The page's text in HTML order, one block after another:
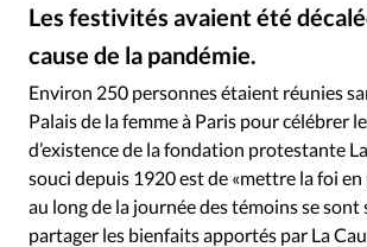
Devise:CHF
RUBRIQUES
Toute l'actualité Bible Culture
Eglises
Histoire Laicité
Liberté
Mission
Monde People Politique
Société
Les festivités avaient été
cause de la pandémie.
© DM/ Alliance Presse - Les 100 ans de La Cause le 26 juin au
Environ 250 personnes étaient réunies
Palais de la femme à Paris pour célébrer
d’existence de la fondation protestante
souci depuis 1920 est de «mettre la foi
au long de la journée des témoins se sont
partager les bienfaits apportés par La